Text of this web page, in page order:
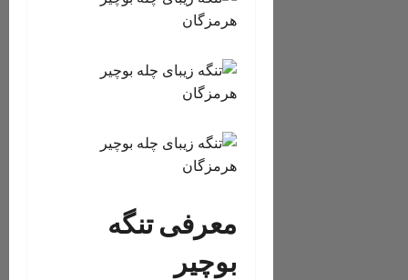
معرفی تنگه
بوچیر